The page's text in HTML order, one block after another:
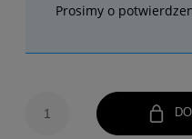
Prosimy o